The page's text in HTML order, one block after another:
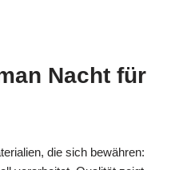
Nacht für
die sich bewähren: